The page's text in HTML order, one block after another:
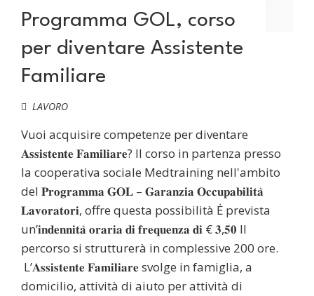
Programma GOL, corso
per diventare Assistente
Familiare
LAVORO
Vuoi acquisire competenze per diventare
𝐀𝐬𝐬𝐢𝐬𝐭𝐞𝐧𝐭𝐞 𝐅𝐚𝐦𝐢𝐥𝐢𝐚𝐫𝐞? Il corso in partenza presso
la cooperativa sociale Medtraining nell'ambito
del 𝐏𝐫𝐨𝐠𝐫𝐚𝐦𝐦𝐚 𝐆𝐎𝐋 – 𝐆𝐚𝐫𝐚𝐧𝐳𝐢𝐚 𝐎𝐜𝐜𝐮𝐩𝐚𝐛𝐢𝐥𝐢𝐭𝐚̀
𝐋𝐚𝐯𝐨𝐫𝐚𝐭𝐨𝐫𝐢, offre questa possibilità Ė prevista
un’𝐢𝐧𝐝𝐞𝐧𝐧𝐢𝐭𝐚̀ 𝐨𝐫𝐚𝐫𝐢𝐚 𝐝𝐢 𝐟𝐫𝐞𝐪𝐮𝐞𝐧𝐳𝐚 𝐝𝐢 € 𝟑,𝟓𝟎 Il
percorso si strutturerà in complessive 200 ore.
L’𝐀𝐬𝐬𝐢𝐬𝐭𝐞𝐧𝐭𝐞 𝐅𝐚𝐦𝐢𝐥𝐢𝐚𝐫𝐞 svolge in famiglia, a
domicilio, attività di aiuto per attività di